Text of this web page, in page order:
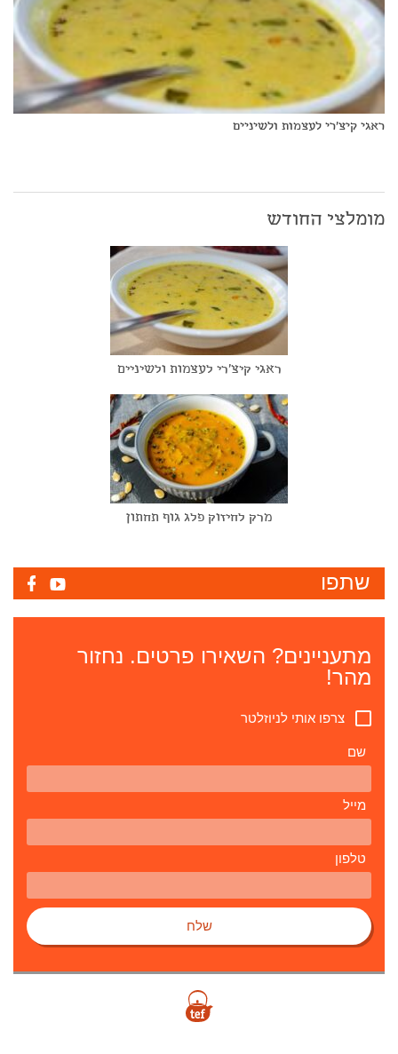
ראגי קיצ'רי לעצמות ולשיניים
מומלצי החודש
ראגי קיצ'רי לעצמות ולשיניים
מרק לחיזוק פלג גוף תחתון
שתפו
מתעניינים? השאירו פרטים. נחזור
מהר!
צרפו אותי לניוזלטר
שם
מייל
טלפון
שלח